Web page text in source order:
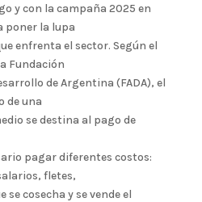
y con la campaña 2025 en
poner la lupa
enfrenta el sector. Según el
Fundación
de Argentina (FADA), el
de una
se destina al pago de
pagar diferentes costos:
fletes,
se cosecha y se vende el